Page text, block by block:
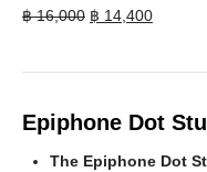
฿16,000 Original
฿ 14,400Current
Epiphone Dot
The Epiphone Dot